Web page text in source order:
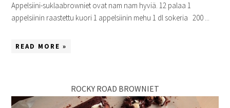
Appelsiini-suklaabrowniet ovat nam nam hyviä. 12 palaa 1
appelsiinin raastettu kuori 1 appelsiinin mehu 1 dl sokeria 200 ...
READ MORE »
ROCKY ROAD BROWNIET